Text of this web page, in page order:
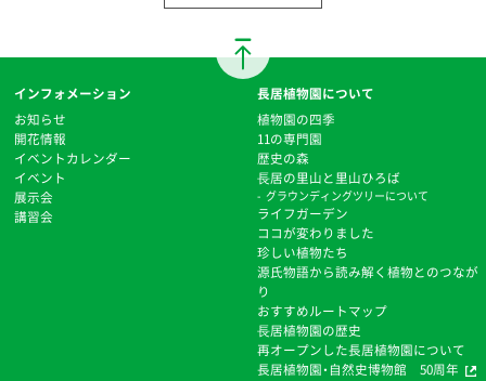
インフォメーション
お知らせ
開花情報
イベントカレンダー
イベント
展示会
講習会
長居植物園について
植物園の四季
11の専門園
歴史の森
⻑居の里山と里山ひろば
グラウンディングツリーについて
ライフガーデン
ココが変わりました
珍しい植物たち
源氏物語から読み解く植物とのつなが
り
おすすめルートマップ
⻑居植物園の歴史
再オープンした長居植物園について
長居植物園・自然史博物館 50周年